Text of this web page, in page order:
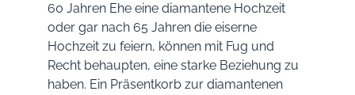
60 Jahren Ehe eine diamantene Hochzeit
oder gar nach 65 Jahren die eiserne
Hochzeit zu feiern, können mit Fug und
Recht behaupten, eine starke Beziehung zu
haben. Ein Präsentkorb zur diamantenen